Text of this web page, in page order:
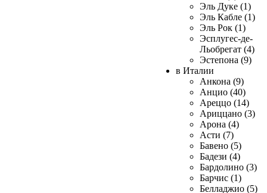
Эль Дуке (1)
Эль Кабле (1)
Эль Рок (1)
Эсплугес-де-
Льобрегат (4)
Эстепона (9)
в Италии
Анкона (9)
Анцио (40)
Ареццо (14)
Ариццано (3)
Арона (4)
Асти (7)
Бавено (5)
Бадези (4)
Бардолино (3)
Барчис (1)
Белладжио (5)